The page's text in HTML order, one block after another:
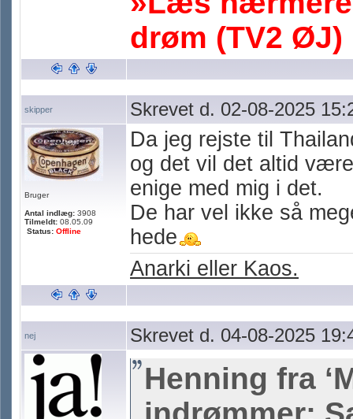
drøm (TV2 ØJ)
skipper Skrevet d. 02-08-2025
Bruger
Antal indlæg: 3908
Tilmeldt: 08.05.09
Status: Offline
Da jeg rejste til
og det vil det altid
enige med mig i det.
De har vel ikke så
hede
Anarki eller Kaos.
nej Skrevet d. 04-08-2025
Henning fra